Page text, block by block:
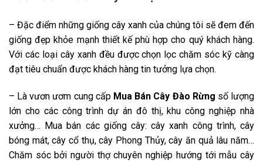
– Đặc điểm những giống cây xanh của chúng tôi sẽ đem đến
giống đẹp khỏe mạnh thiết kế phù hợp cho quý khách hàng.
Với các loại cây xanh đều được chọn lọc chăm sóc kỹ càng
đạt tiêu chuẩn được khách hàng tin tưởng lựa chọn.
– Là vươn ươm cung cấpMua Bán Cây Đào Rừng số lượng
lớn cho các công trình dự án đô thị, khu công nghiệp nhà
xưởng… Mua bán các giống cây: cây xanh công trình, cây
bóng mát, cây cổ thụ, cây Phong Thủy, cây ăn quả lâu năm…
Chăm sóc bởi người thợ chuyên nghiệp hướng tới mẫu cây